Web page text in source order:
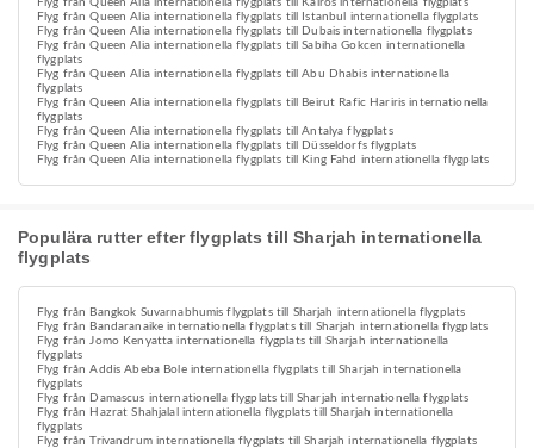
Flyg från Queen Alia internationella flygplats till Kairos internationella flygplats
Flyg från Queen Alia internationella flygplats till Istanbul internationella flygplats
Flyg från Queen Alia internationella flygplats till Dubais internationella flygplats
Flyg från Queen Alia internationella flygplats till Sabiha Gokcen internationella
flygplats
Flyg från Queen Alia internationella flygplats till Abu Dhabis internationella
flygplats
Flyg från Queen Alia internationella flygplats till Beirut Rafic Hariris internationella
flygplats
Flyg från Queen Alia internationella flygplats till Antalya flygplats
Flyg från Queen Alia internationella flygplats till Düsseldorfs flygplats
Flyg från Queen Alia internationella flygplats till King Fahd internationella flygplats
Populära rutter efter flygplats till Sharjah internationella
flygplats
Flyg från Bangkok Suvarnabhumis flygplats till Sharjah internationella flygplats
Flyg från Bandaranaike internationella flygplats till Sharjah internationella flygplats
Flyg från Jomo Kenyatta internationella flygplats till Sharjah internationella
flygplats
Flyg från Addis Abeba Bole internationella flygplats till Sharjah internationella
flygplats
Flyg från Damascus internationella flygplats till Sharjah internationella flygplats
Flyg från Hazrat Shahjalal internationella flygplats till Sharjah internationella
flygplats
Flyg från Trivandrum internationella flygplats till Sharjah internationella flygplats